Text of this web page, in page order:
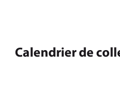
Calendrier de